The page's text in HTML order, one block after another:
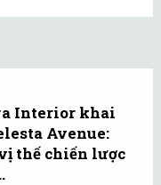
Interior khai
Avenue:
thế chiến lược